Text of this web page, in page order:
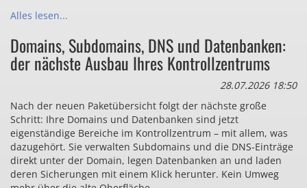
Alles lesen...
Domains, Subdomains, DNS und Datenbanken:
der nächste Ausbau Ihres Kontrollzentrums
28.07.2026 18:50
Nach der neuen Paketübersicht folgt der nächste große
Schritt: Ihre Domains und Datenbanken sind jetzt
eigenständige Bereiche im Kontrollzentrum – mit allem, was
dazugehört. Sie verwalten Subdomains und die DNS-Einträge
direkt unter der Domain, legen Datenbanken an und laden
deren Sicherungen mit einem Klick herunter. Kein Umweg